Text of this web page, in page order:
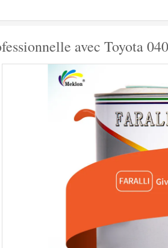
avec Toyota